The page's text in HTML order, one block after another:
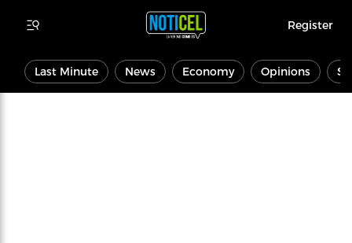
Register
Last Minute News Economy Opinions